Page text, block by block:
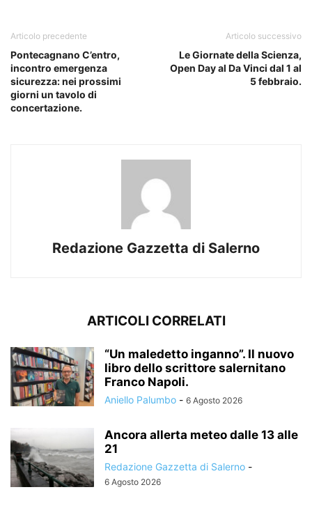
Articolo precedente
Pontecagnano C’entro,
incontro emergenza
sicurezza: nei prossimi
giorni un tavolo di
concertazione.
Articolo successivo
Le Giornate della Scienza,
Open Day al Da Vinci dal 1 al
5 febbraio.
Redazione Gazzetta di Salerno
ARTICOLI CORRELATI
“Un maledetto inganno”. Il nuovo
libro dello scrittore salernitano
Franco Napoli.
Aniello Palumbo - 6 Agosto 2026
Ancora allerta meteo dalle 13 alle
21
Redazione Gazzetta di Salerno -
6 Agosto 2026